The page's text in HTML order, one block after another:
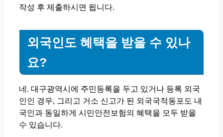
작성 후 제출하시면 됩니다.
외국인도 혜택을 받을 수 있나
요?
네. 대구광역시에 주민등록을 두고 있거나 등록 외국
인인 경우, 그리고 거소 신고가 된 외국국적동포도 내
국인과 동일하게 시민안전보험의 혜택을 모두 받을
수 있습니다.